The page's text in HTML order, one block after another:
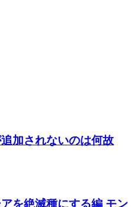
加されないのは何故
を絶滅種にする編 モン